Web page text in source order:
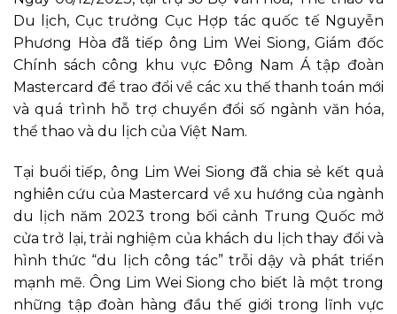
Du lịch, Cục trưởng Cục Hợp tác quốc tế Nguyễn
Phương Hòa đã tiếp ông Lim Wei Siong, Giám đốc
Chính sách công khu vực Đông Nam Á tập đoàn
Mastercard để trao đổi về các xu thế thanh toán mới
và quá trình hỗ trợ chuyển đổi số ngành văn hóa,
thể thao và du lịch của Việt Nam.
Tại buổi tiếp, ông Lim Wei Siong đã chia sẻ kết quả
nghiên cứu của Mastercard về xu hướng của ngành
du lịch năm 2023 trong bối cảnh Trung Quốc mở
cửa trở lại, trải nghiệm của khách du lịch thay đổi và
hình thức “du lịch công tác” trỗi dậy và phát triển
mạnh mẽ. Ông Lim Wei Siong cho biết là một trong
những tập đoàn hàng đầu thế giới trong lĩnh vực